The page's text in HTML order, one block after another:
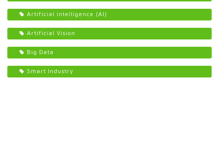
Artificial intelligence (AI)
Artificial Vision
Big Data
Smart Industry